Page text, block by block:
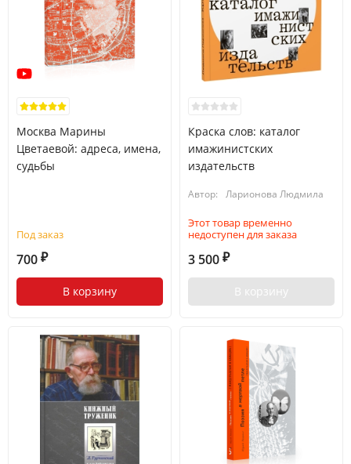
Москва Марины
Цветаевой: адреса, имена,
судьбы
Под заказ
700 ₽
В корзину
Краска слов: каталог
имажинистских
издательств
Автор: Ларионова Людмила
Этот товар временно
недоступен для заказа
3 500 ₽
В корзину